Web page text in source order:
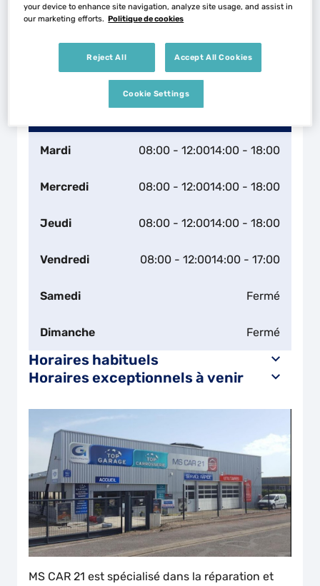
Horaires d'ouverture
Mardi 08:00 - 12:0014:00 - 18:00
Mercredi 08:00 - 12:0014:00 - 18:00
Jeudi 08:00 - 12:0014:00 - 18:00
Vendredi 08:00 - 12:0014:00 - 17:00
Samedi Fermé
Dimanche Fermé
Horaires habituels
Horaires exceptionnels à venir
Leaflet| Map ©2026
MS CAR 21 est spécialisé dans la réparation et
your device to enhance site navigation, analyze site usage, and assist in
our marketing efforts. Politique de cookies
Reject All Accept All Cookies
Cookie Settings